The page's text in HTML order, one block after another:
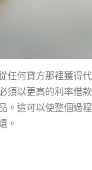
任何貸方那裡獲得
須以更高的利率借
。這可以使整個過
。